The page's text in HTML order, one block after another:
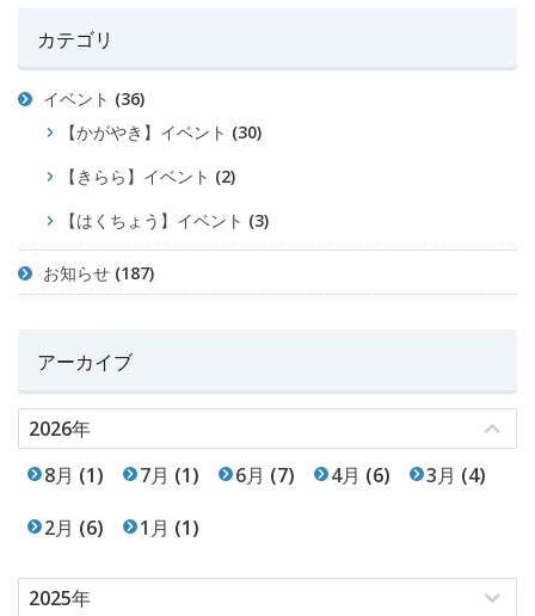
カテゴリ
イベント (36)
【かがやき】イベント (30)
【きらら】イベント (2)
【はくちょう】イベント (3)
お知らせ (187)
アーカイブ
2026年
8月 (1) 7月 (1) 6月 (7) 4月 (6) 3月 (4)
2月 (6) 1月 (1)
2025年